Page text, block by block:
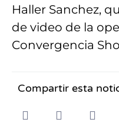
Haller Sanchez,
de video de la
Convergencia
Compartir esta